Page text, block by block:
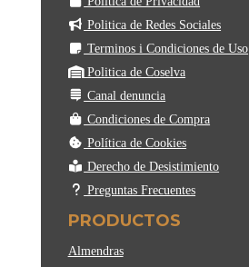
Politica de Redes Sociales
Terminos i Condiciones de Uso
Politica de Coselva
Canal denuncia
Condiciones de Compra
Política de Cookies
Derecho de Desistimiento
Preguntas Frecuentes
PRODUCTOS
Almendras